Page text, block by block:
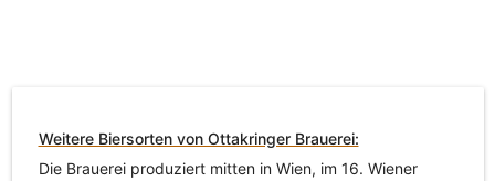
Weitere Biersorten von Ottakringer Brauerei:
Die Brauerei produziert mitten in Wien, im 16. Wiener